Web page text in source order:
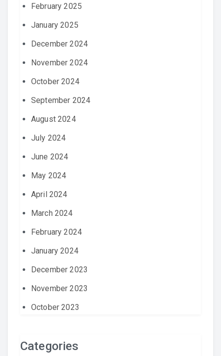
February 2025
January 2025
December 2024
November 2024
October 2024
September 2024
August 2024
July 2024
June 2024
May 2024
April 2024
March 2024
February 2024
January 2024
December 2023
November 2023
October 2023
Categories